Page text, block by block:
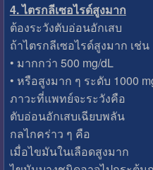
4. ไตรกลีเซอไรด์สูงมาก
ต้องระวังตับอ่อนอักเสบ
ถ้าไตรกลีเซอไรด์สูงมาก เช่น
• มากกว่า 500 mg/dL
• หรือสูงมาก ๆ ระดับ 1000
ภาวะที่แพทย์จะระวังคือ
ตับอ่อนอักเสบเฉียบพลัน
กลไกคร่าว ๆ คือ
เมื่อไขมันในเลือดสูงมาก